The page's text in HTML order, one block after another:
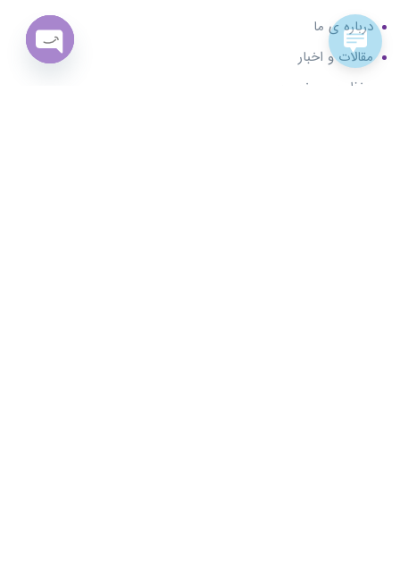
درباره ی ما
مقالات و اخبار
حفظ حریم خصوصی